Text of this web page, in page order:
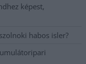
képest,
habos isler?